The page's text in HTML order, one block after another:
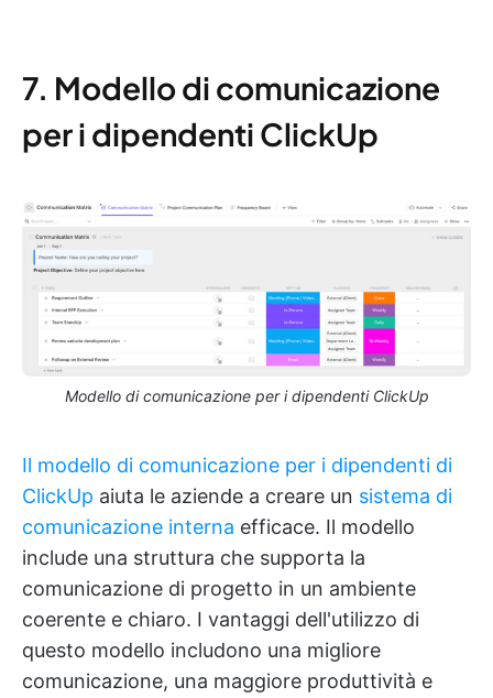
7. Modello di comunicazione
per i dipendenti ClickUp
Modello di comunicazione per i dipendenti ClickUp
Il modello di comunicazione per i dipendenti di
ClickUp aiuta le aziende a creare un sistema di
comunicazione interna efficace. Il modello
include una struttura che supporta la
comunicazione di progetto in un ambiente
coerente e chiaro. I vantaggi dell'utilizzo di
questo modello includono una migliore
comunicazione, una maggiore produttività e